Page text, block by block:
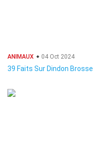
ANIMAUX 04 Oct 2024
39 Faits Sur Dindon Brosse